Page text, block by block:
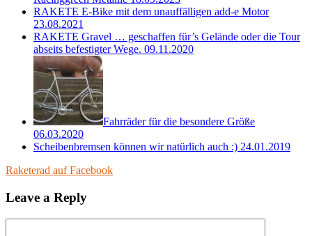
RAKETE E-Bike mit dem unauffälligen add-e Motor
23.08.2021
RAKETE Gravel … geschaffen für’s Gelände oder die Tour
abseits befestigter Wege. 09.11.2020
Fahrräder für die besondere Größe
06.03.2020
Scheibenbremsen können wir natürlich auch :) 24.01.2019
Raketerad auf Facebook
Leave a Reply